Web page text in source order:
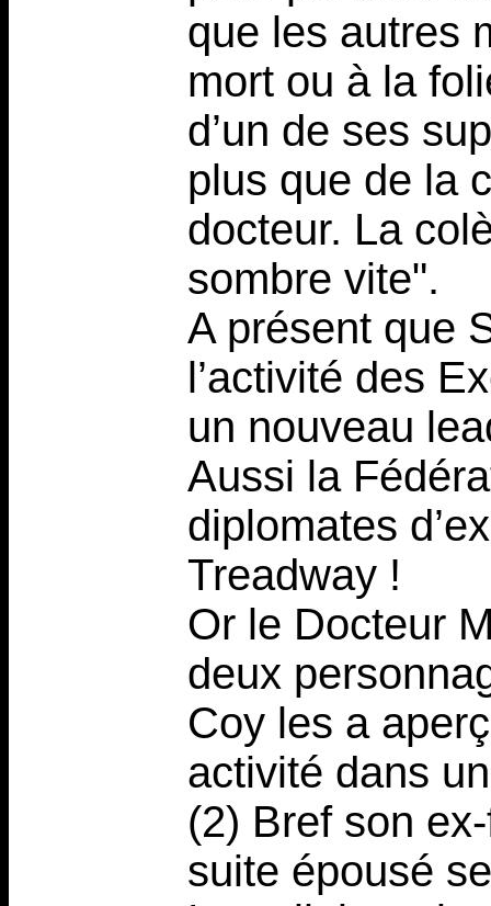
que les autres
mort ou à la
d’un de ses
plus que de la
docteur. La
sombre vite".
A présent que
l’activité des
un nouveau
Aussi la
diplomates
Treadway !
Or le Docteur
deux
Coy les a
activité dans
(2) Bref son
suite épousé